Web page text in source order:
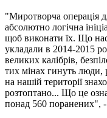
"Миротворча операція
абсолютно логічна
щоб виконати їх. Що
укладали в 2014-2015
великих калібрів,
тих мінах гинуть люди,
на нашій території
розтоптано... Що це
понад 560 поранених",